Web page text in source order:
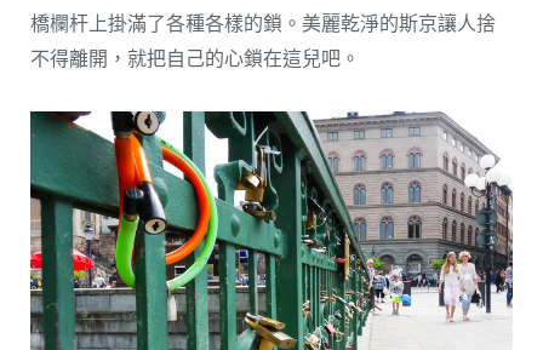
橋欄杆上掛滿了各種各樣的鎖。美麗乾淨的斯京讓人捨
不得離開，就把自己的心鎖在這兒吧。